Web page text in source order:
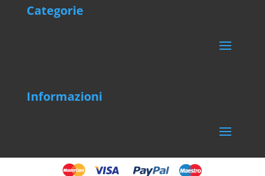
Categorie
Informazioni